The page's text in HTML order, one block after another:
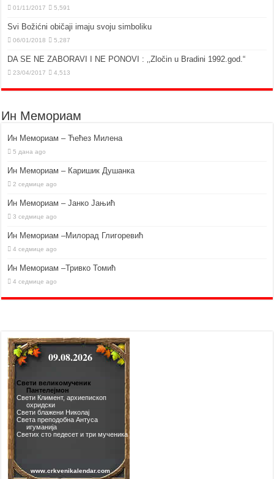
01/11/2017 5,591
Svi Božićni običaji imaju svoju simboliku
06/01/2018 5,287
DA SE NE ZABORAVI I NE PONOVI : ‚‚Zločin u Bradini 1992.god.“
23/04/2017 4,513
Ин Мемориам
Ин Мемориам – Ћећез Милена
5 дана ago
Ин Мемориам – Каришик Душанка
2 седмице ago
Ин Мемориам – Јанко Јањић
3 седмице ago
Ин Мемориам –Милорад Глигоревић
4 седмице ago
Ин Мемориам –Тривко Томић
4 седмице ago